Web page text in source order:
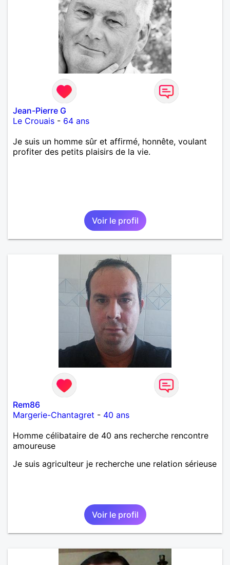
Jean-Pierre G
Le Crouais - 64 ans
Je suis un homme sûr et affirmé, honnête, voulant
profiter des petits plaisirs de la vie.
Voir le profil
Rem86
Margerie-Chantagret - 40 ans
Homme célibataire de 40 ans recherche rencontre
amoureuse
Je suis agriculteur je recherche une relation sérieuse
Voir le profil